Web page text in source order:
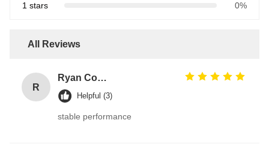
1 stars
0%
All Reviews
R
Ryan Cooper
Helpful (3)
stable performance